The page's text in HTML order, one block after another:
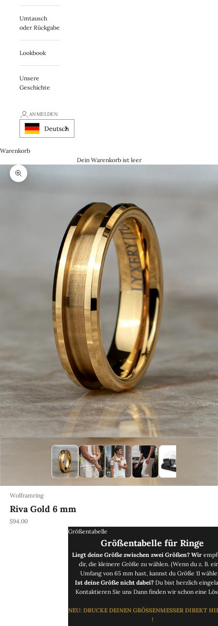
Umtausch
oder Rückgabe
Lookbook
Unsere
Geschichte
ANMELDEN
Deutsch
Warenkorb
Dein Warenkorb ist leer
Zooma
Wolframring
Riva Gold 6 mm
REA-pris
$94.00
Größentabelle
Größentabelle für Ringe
Liegt deine Größe zwischen zwei Größen? Wir
dir, die kleinere Größe zu wählen. (Wenn du z. B.
Umfang von 65 mm hast, kannst du Größe 11
Ist deine Größe nicht dabei?Du bist herzlich
Kontaktieren Sie uns Dann finden wir schon eine
NEU: DRUCKE DEINEN GRÖSSENMESSER DIREKT
!